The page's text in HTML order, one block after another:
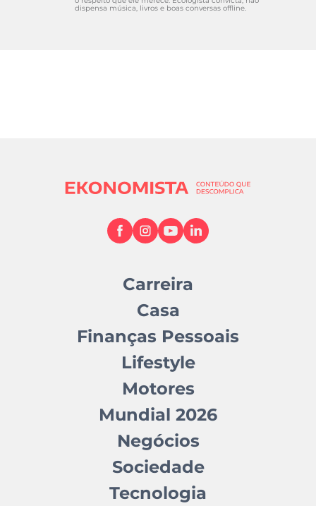
dispensa música, livros e boas conversas offline.
Carreira
Casa
Finanças Pessoais
Lifestyle
Motores
Mundial 2026
Negócios
Sociedade
Tecnologia